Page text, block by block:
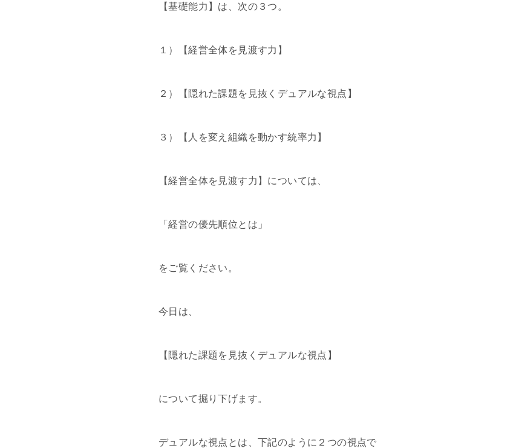
【基礎能力】は、次の３つ。
１）【経営全体を見渡す力】
２）【隠れた課題を見抜くデュアルな視点】
３）【人を変え組織を動かす統率力】
【経営全体を見渡す力】については、
「経営の優先順位とは」
をご覧ください。
今日は、
【隠れた課題を見抜くデュアルな視点】
について掘り下げます。
デュアルな視点とは、下記のように２つの視点で